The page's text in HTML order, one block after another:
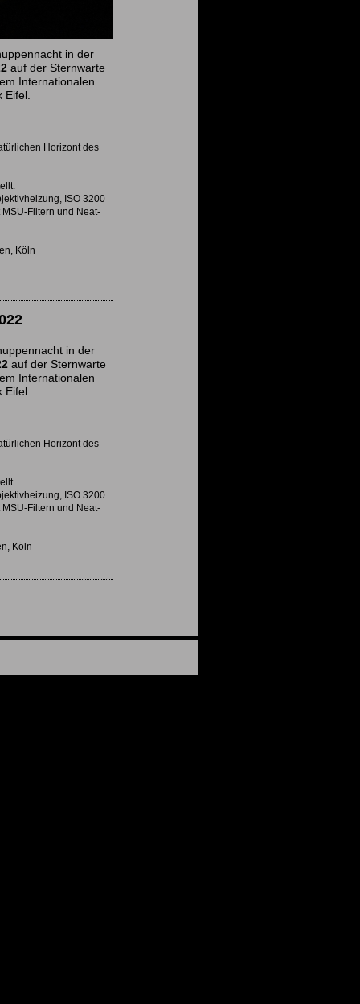
in der
auf der Sternwarte
Internationalen
Horizont des
ISO 3200
Filtern und Neat-
Köln
in der
auf der Sternwarte
Internationalen
Horizont des
ISO 3200
Filtern und Neat-
Köln